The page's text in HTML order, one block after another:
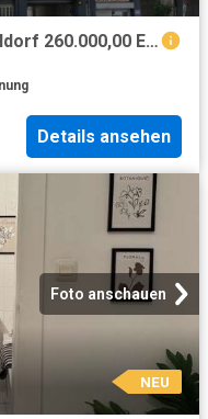
Wohnung zum Kaufen in Düsseldorf 260.000,00 EUR 53 m²
Details ansehen
Foto anschauen
NEU